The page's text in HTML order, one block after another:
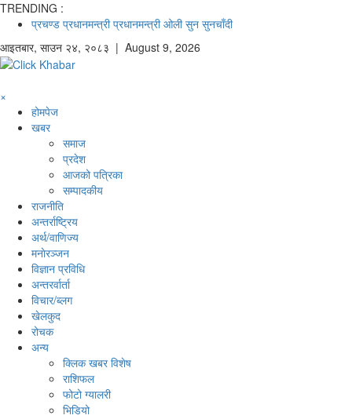
TRENDING :
प्रचण्ड प्रधानमन्त्री प्रधानमन्त्री ओली सुन सुनचाँदी
आइतबार, साउन २४, २०८३ | August 9, 2026
×
होमपेज
खबर
समाज
प्रदेश
आजको पत्रिका
सम्पादकीय
राजनीति
अन्तर्राष्ट्रिय
अर्थ/वाणिज्य
मनाेरञ्जन
विज्ञान प्रविधि
अन्तरर्वार्ता
विचार/ब्लग
खेलकुद
रोचक
अन्य
क्लिक खबर विशेष
राशिफल
फोटो ग्यालरी
भिडियो